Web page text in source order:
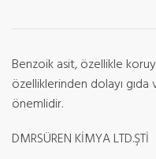
Benzoik asit, özellikle
özelliklerinden dolayı
önemlidir.
DMRSÜREN KİMYA LTD.ŞTİ